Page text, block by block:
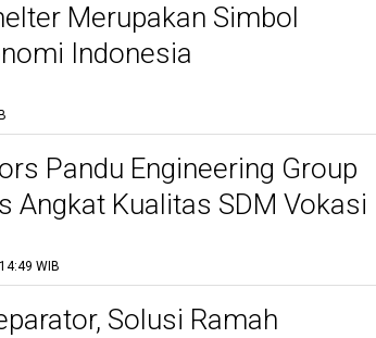
Merupakan Simbol
Indonesia
Pandu Engineering Group
Angkat Kualitas SDM Vokasi
WIB
Solusi Ramah